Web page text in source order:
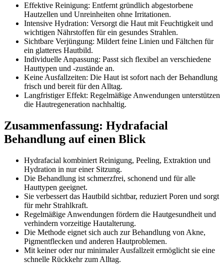
Effektive Reinigung: Entfernt gründlich abgestorbene
Hautzellen und Unreinheiten ohne Irritationen.
Intensive Hydration: Versorgt die Haut mit Feuchtigkeit und
wichtigen Nährstoffen für ein gesundes Strahlen.
Sichtbare Verjüngung: Mildert feine Linien und Fältchen für
ein glatteres Hautbild.
Individuelle Anpassung: Passt sich flexibel an verschiedene
Hauttypen und -zustände an.
Keine Ausfallzeiten: Die Haut ist sofort nach der Behandlung
frisch und bereit für den Alltag.
Langfristiger Effekt: Regelmäßige Anwendungen unterstützen
die Hautregeneration nachhaltig.
Zusammenfassung: Hydrafacial
Behandlung auf einen Blick
Hydrafacial kombiniert Reinigung, Peeling, Extraktion und
Hydration in nur einer Sitzung.
Die Behandlung ist schmerzfrei, schonend und für alle
Hauttypen geeignet.
Sie verbessert das Hautbild sichtbar, reduziert Poren und sorgt
für mehr Strahlkraft.
Regelmäßige Anwendungen fördern die Hautgesundheit und
verhindern vorzeitige Hautalterung.
Die Methode eignet sich auch zur Behandlung von Akne,
Pigmentflecken und anderen Hautproblemen.
Mit keiner oder nur minimaler Ausfallzeit ermöglicht sie eine
schnelle Rückkehr zum Alltag.